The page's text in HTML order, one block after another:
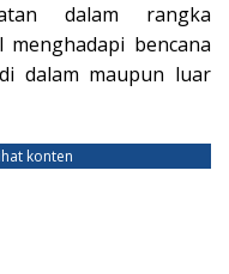
dalam rangka
bencana
dalam maupun luar
konten